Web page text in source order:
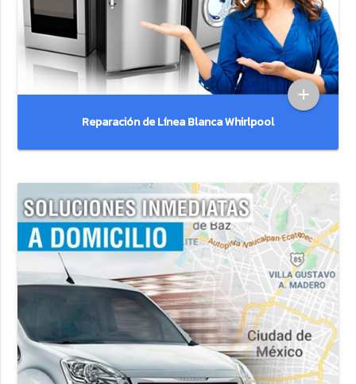
add
Reparación de Línea Blanca Whirlpool